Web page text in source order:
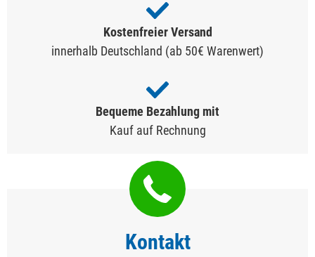
Kostenfreier Versand
innerhalb Deutschland (ab 50€ Warenwert)
Bequeme Bezahlung mit
Kauf auf Rechnung
Kontakt